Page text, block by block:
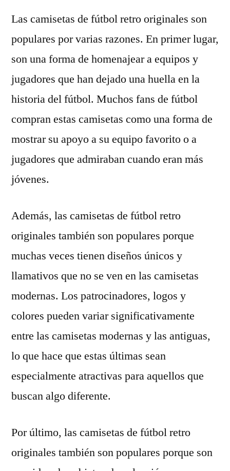
Las camisetas de fútbol retro originales son
populares por varias razones. En primer lugar,
son una forma de homenajear a equipos y
jugadores que han dejado una huella en la
historia del fútbol. Muchos fans de fútbol
compran estas camisetas como una forma de
mostrar su apoyo a su equipo favorito o a
jugadores que admiraban cuando eran más
jóvenes.
Además, las camisetas de fútbol retro
originales también son populares porque
muchas veces tienen diseños únicos y
llamativos que no se ven en las camisetas
modernas. Los patrocinadores, logos y
colores pueden variar significativamente
entre las camisetas modernas y las antiguas,
lo que hace que estas últimas sean
especialmente atractivas para aquellos que
buscan algo diferente.
Por último, las camisetas de fútbol retro
originales también son populares porque son